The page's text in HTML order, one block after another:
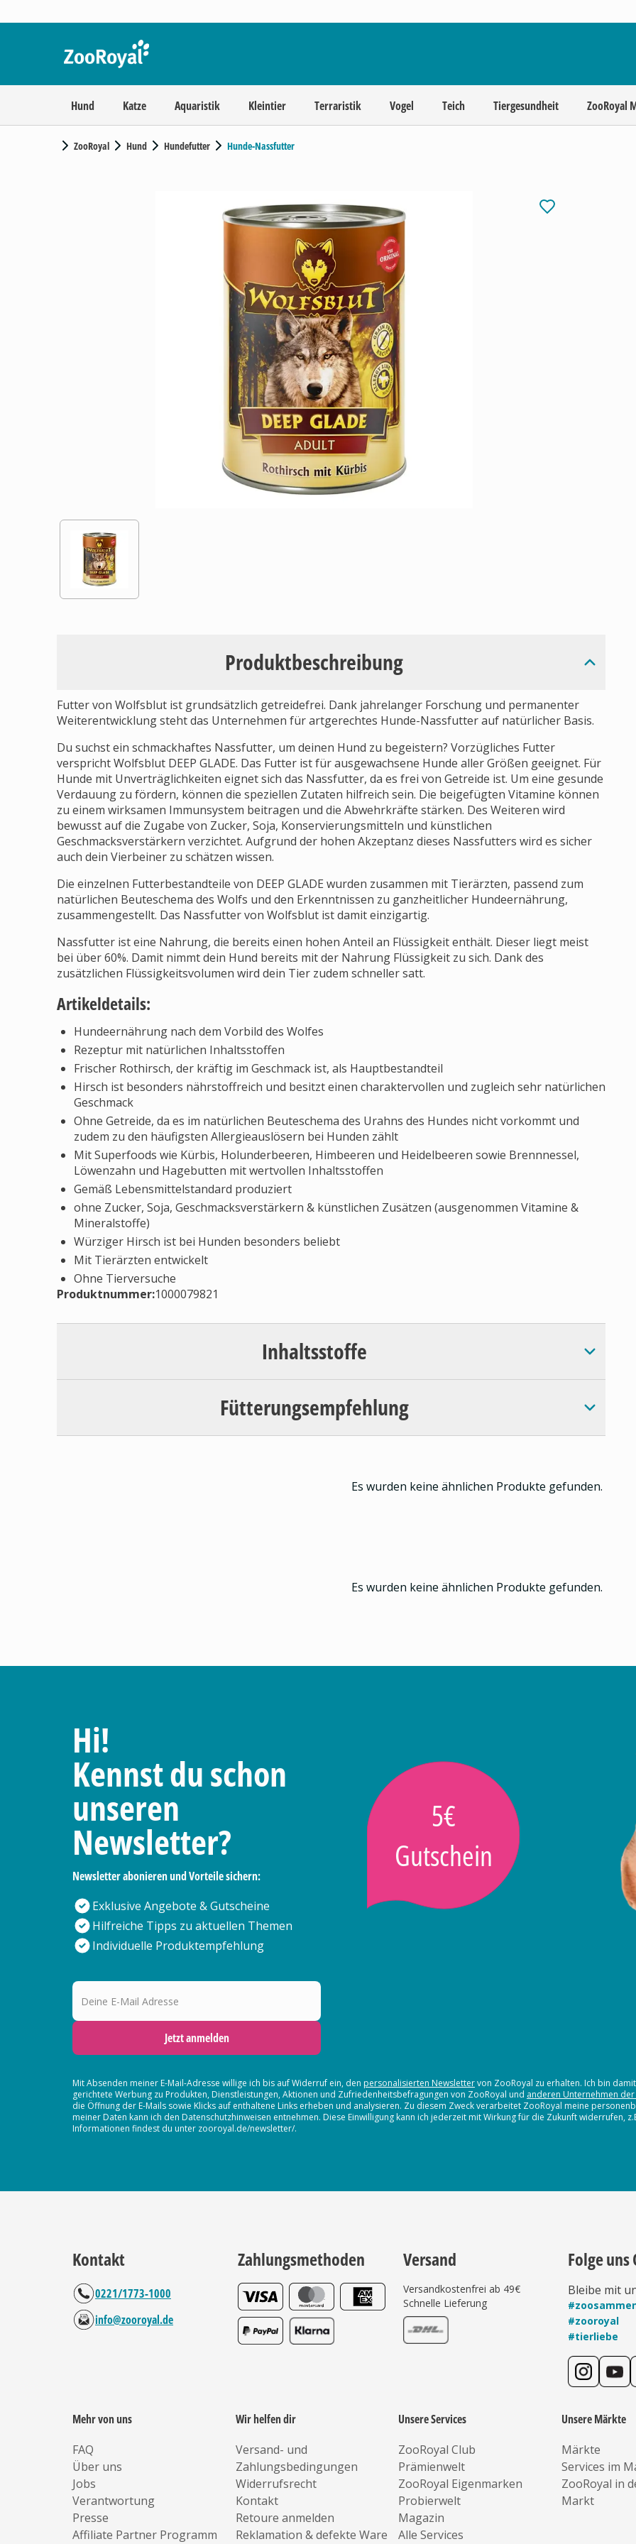
Hund Katze Aquaristik Kleintier Terraristik Vogel Teich Tiergesundheit ZooRoyal
ZooRoyal Hund Hundefutter Hunde-Nassfutter
Produktbeschreibung
Futter von Wolfsblut ist grundsätzlich getreidefrei. Dank jahrelanger Forschung und permanenter
Weiterentwicklung steht das Unternehmen für artgerechtes Hunde-Nassfutter auf natürlicher Basis.
Du suchst ein schmackhaftes Nassfutter, um deinen Hund zu begeistern? Vorzügliches Futter
verspricht Wolfsblut DEEP GLADE. Das Futter ist für ausgewachsene Hunde aller Größen geeignet. Für
Hunde mit Unverträglichkeiten eignet sich das Nassfutter, da es frei von Getreide ist. Um eine gesunde
Verdauung zu fördern, können die speziellen Zutaten hilfreich sein. Die beigefügten Vitamine können
zu einem wirksamen Immunsystem beitragen und die Abwehrkräfte stärken. Des Weiteren wird
bewusst auf die Zugabe von Zucker, Soja, Konservierungsmitteln und künstlichen
Geschmacksverstärkern verzichtet. Aufgrund der hohen Akzeptanz dieses Nassfutters wird es sicher
auch dein Vierbeiner zu schätzen wissen.
Die einzelnen Futterbestandteile von DEEP GLADE wurden zusammen mit Tierärzten, passend zum
natürlichen Beuteschema des Wolfs und den Erkenntnissen zu ganzheitlicher Hundeernährung,
zusammengestellt. Das Nassfutter von Wolfsblut ist damit einzigartig.
Nassfutter ist eine Nahrung, die bereits einen hohen Anteil an Flüssigkeit enthält. Dieser liegt meist
bei über 60%. Damit nimmt dein Hund bereits mit der Nahrung Flüssigkeit zu sich. Dank des
zusätzlichen Flüssigkeitsvolumen wird dein Tier zudem schneller satt.
Artikeldetails:
Hundeernährung nach dem Vorbild des Wolfes
Rezeptur mit natürlichen Inhaltsstoffen
Frischer Rothirsch, der kräftig im Geschmack ist, als Hauptbestandteil
Hirsch ist besonders nährstoffreich und besitzt einen charaktervollen und zugleich sehr natürlichen
Geschmack
Ohne Getreide, da es im natürlichen Beuteschema des Urahns des Hundes nicht vorkommt und
zudem zu den häufigsten Allergieauslösern bei Hunden zählt
Mit Superfoods wie Kürbis, Holunderbeeren, Himbeeren und Heidelbeeren sowie Brennnessel,
Löwenzahn und Hagebutten mit wertvollen Inhaltsstoffen
Gemäß Lebensmittelstandard produziert
ohne Zucker, Soja, Geschmacksverstärkern & künstlichen Zusätzen (ausgenommen Vitamine &
Mineralstoffe)
Würziger Hirsch ist bei Hunden besonders beliebt
Mit Tierärzten entwickelt
Ohne Tierversuche
Produktnummer:1000079821
Inhaltsstoffe
Fütterungsempfehlung
Es wurden keine ähnlichen Produkte gefunden.
Es wurden keine ähnlichen Produkte gefunden.
Hi!
Kennst du schon
unseren
Newsletter?
Newsletter abonieren und Vorteile sichern:
Exklusive Angebote & Gutscheine
Hilfreiche Tipps zu aktuellen Themen
Individuelle Produktempfehlung
5€
Gutschein
Deine E-Mail Adresse
Jetzt anmelden
Mit Absenden meiner E-Mail-Adresse willige ich bis auf Widerruf ein, den personalisierten Newslettervon ZooRoyal zu erhalten. Ich bin
gerichtete Werbung zu Produkten, Dienstleistungen, Aktionen und Zufriedenheitsbefragungen von ZooRoyal und anderen Unternehmen der
die Öffnung der E-Mails sowie Klicks auf enthaltene Links erheben und analysieren. Zu diesem Zweck verarbeitet ZooRoyal meine
meiner Daten kann ich den Datenschutzhinweisen entnehmen. Diese Einwilligung kann ich jederzeit mit Wirkung für die Zukunft widerrufen,
Informationen findest du unter zooroyal.de/newsletter/.
Kontakt
0221/1773-1000
info@zooroyal.de
Zahlungsmethoden Versand
Versandkostenfrei ab 49€
Schnelle Lieferung
Folge uns
Bleibe mit
#zooroyal
#tierliebe
Mehr von uns
FAQ
Über uns
Jobs
Verantwortung
Presse
Affiliate Partner Programm
Wir helfen dir
Versand- und
Zahlungsbedingungen
Widerrufsrecht
Kontakt
Retoure anmelden
Reklamation & defekte Ware
Unsere Services
ZooRoyal Club
Prämienwelt
ZooRoyal Eigenmarken
Probierwelt
Magazin
Alle Services
Unsere Märkte
Märkte
Services im
ZooRoyal in
Markt